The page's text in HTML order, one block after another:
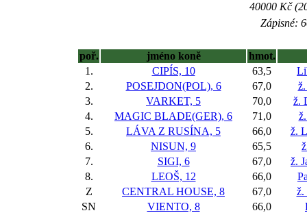
40000 Kč
Zápisné:
poř. jméno koně
hmot.
1.
CIPÍS, 10 63,5
2.
POSEJDON(POL), 6 67,0
3.
VARKET, 5 70,0
ž.
4.
MAGIC BLADE(GER), 6 71,0
5.
LÁVA Z RUSÍNA, 5 66,0
ž.
6.
NISUN, 9 65,5
7.
SIGI, 6 67,0
ž.
8.
LEOŠ, 12 66,0
Z
CENTRAL HOUSE, 8 67,0
ž.
SN
VIENTO, 8 66,0